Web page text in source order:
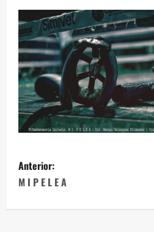
Anterior:
M I P E L E A